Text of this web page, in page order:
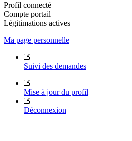
Profil connecté
Compte portail
Légitimations actives
Ma page personnelle
Suivi des demandes
Mise à jour du profil
Déconnexion